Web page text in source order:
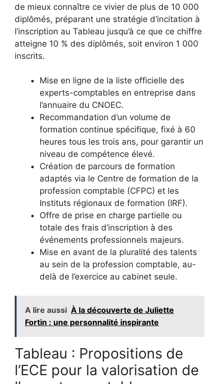
de mieux connaître ce vivier de plus de 10 000
diplômés, préparant une stratégie d’incitation à
l’inscription au Tableau jusqu’à ce que ce chiffre
atteigne 10 % des diplômés, soit environ 1 000
inscrits.
Mise en ligne de la liste officielle des
experts-comptables en entreprise dans
l’annuaire du CNOEC.
Recommandation d’un volume de
formation continue spécifique, fixé à 60
heures tous les trois ans, pour garantir un
niveau de compétence élevé.
Création de parcours de formation
adaptés via le Centre de formation de la
profession comptable (CFPC) et les
Instituts régionaux de formation (IRF).
Offre de prise en charge partielle ou
totale des frais d’inscription à des
événements professionnels majeurs.
Mise en avant de la pluralité des talents
au sein de la profession comptable, au-
delà de l’exercice au cabinet seule.
A lire aussi À la découverte de Juliette
Fortin : une personnalité inspirante
Tableau : Propositions de
l’ECE pour la valorisation de